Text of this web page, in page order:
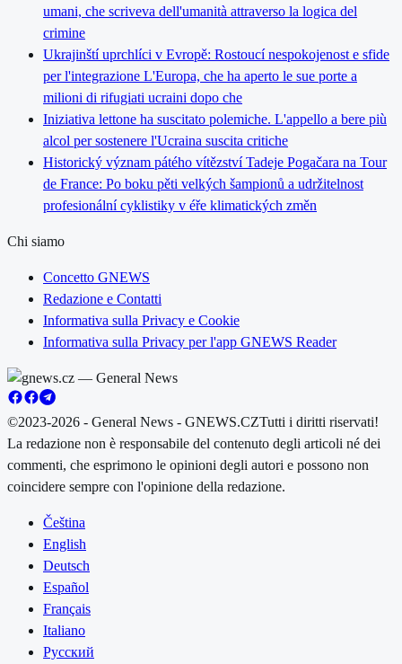
umani, che scriveva dell'umanità attraverso la logica del
crimine
Ukrajinští uprchlíci v Evropě: Rostoucí nespokojenost e sfide
per l'integrazione L'Europa, che ha aperto le sue porte a
milioni di rifugiati ucraini dopo che
Iniziativa lettone ha suscitato polemiche. L'appello a bere più
alcol per sostenere l'Ucraina suscita critiche
Historický význam pátého vítězství Tadeje Pogačara na Tour
de France: Po boku pěti velkých šampionů a udržitelnost
profesionální cyklistiky v éře klimatických změn
Chi siamo
Concetto GNEWS
Redazione e Contatti
Informativa sulla Privacy e Cookie
Informativa sulla Privacy per l'app GNEWS Reader
©2023-2026 - General News - GNEWS.CZTutti i diritti riservati!
La redazione non è responsabile del contenuto degli articoli né dei
commenti, che esprimono le opinioni degli autori e possono non
coincidere sempre con l'opinione della redazione.
Čeština
English
Deutsch
Español
Français
Italiano
Русский